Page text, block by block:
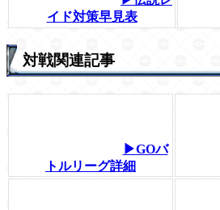
イド対策早見表
対戦関連記事
▶GOバ
トルリーグ詳細